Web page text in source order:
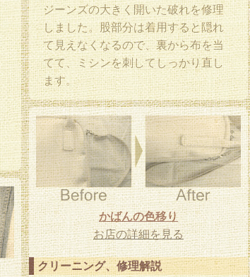
ジーンズの大きく開いた破れを修理
しました。股部分は着用すると隠れ
て見えなくなるので、裏から布を当
てて、ミシンを刺してしっかり直し
ます。
かばんの色移り
お店の詳細を見る
クリーニング、修理解説